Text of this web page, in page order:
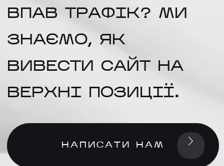
ВПАВ ТРАФІК? МИ
ЗНАЄМО, ЯК
ВИВЕСТИ САЙТ НА
ВЕРХНІ ПОЗИЦІЇ.
НАПИСАТИ НАМ